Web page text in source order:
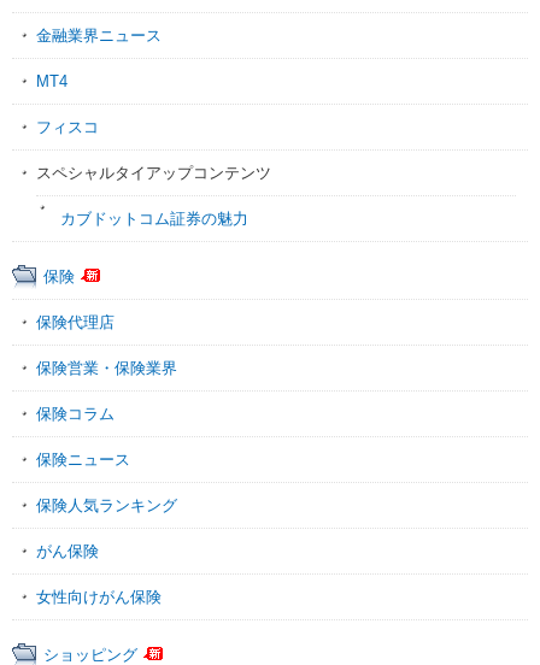
金融業界ニュース
MT4
フィスコ
スペシャルタイアップコンテンツ
カブドットコム証券の魅力
保険
保険代理店
保険営業・保険業界
保険コラム
保険ニュース
保険人気ランキング
がん保険
女性向けがん保険
ショッピング